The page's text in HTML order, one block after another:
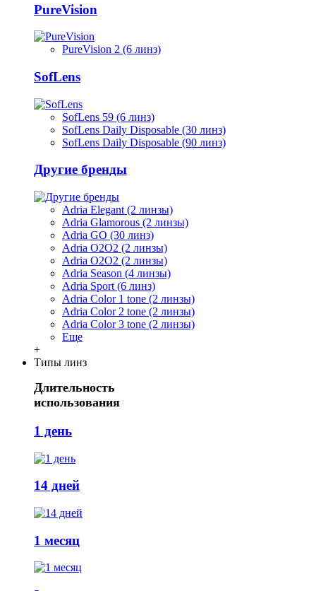
PureVision
PureVision 2 (6 линз)
SofLens
SofLens 59 (6 линз)
SofLens Daily Disposable (30 линз)
SofLens Daily Disposable (90 линз)
Другие бренды
Adria Elegant (2 линзы)
Adria Glamorous (2 линзы)
Adria GO (30 линз)
Adria O2O2 (2 линзы)
Adria O2O2 (2 линзы)
Adria Season (4 линзы)
Adria Sport (6 линз)
Adria Сolor 1 tone (2 линзы)
Adria Сolor 2 tone (2 линзы)
Adria Сolor 3 tone (2 линзы)
Еще
+
Типы линз
Длительность
использования
1 день
14 дней
1 месяц